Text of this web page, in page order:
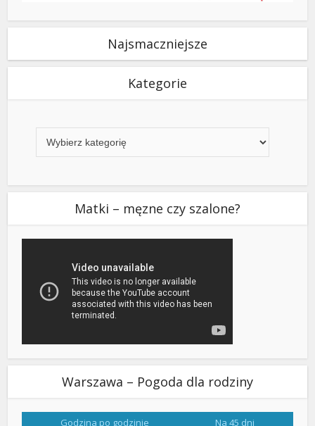
Najsmaczniejsze
Kategorie
Matki – męzne czy szalone?
Warszawa – Pogoda dla rodziny
Godzina po godzinie Na 45 dni